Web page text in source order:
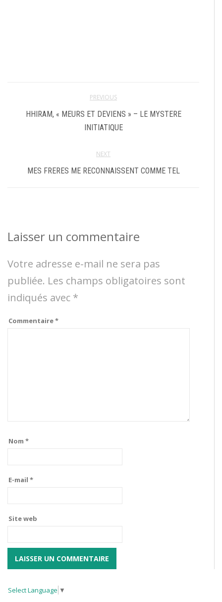
PREVIOUS
HHIRAM, « MEURS ET DEVIENS » – LE MYSTERE
INITIATIQUE
NEXT
MES FRERES ME RECONNAISSENT COMME TEL
Laisser un commentaire
Votre adresse e-mail ne sera pas
publiée. Les champs obligatoires sont
indiqués avec *
Commentaire*
Nom *
E-mail *
Site web
Select Language ▼